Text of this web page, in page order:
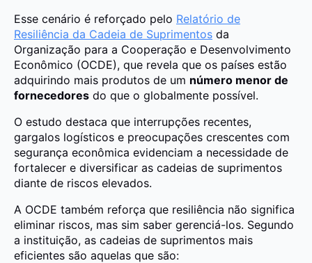
Esse cenário é reforçado pelo Relatório de
Resiliência da Cadeia de Suprimentos da
Organização para a Cooperação e Desenvolvimento
Econômico (OCDE), que revela que os países estão
adquirindo mais produtos de um número menor de
fornecedores do que o globalmente possível.
O estudo destaca que interrupções recentes,
gargalos logísticos e preocupações crescentes com
segurança econômica evidenciam a necessidade de
fortalecer e diversificar as cadeias de suprimentos
diante de riscos elevados.
A OCDE também reforça que resiliência não significa
eliminar riscos, mas sim saber gerenciá-los. Segundo
a instituição, as cadeias de suprimentos mais
eficientes são aquelas que são: